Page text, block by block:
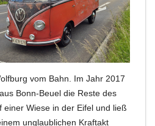
vom Bahn. Im Jahr 2017
Bonn-Beuel die Reste des
einer Wiese in der Eifel und ließ
unglaublichen Kraftakt